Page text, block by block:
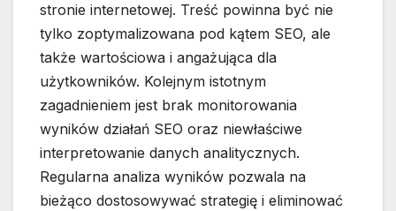
stronie internetowej. Treść powinna być nie
tylko zoptymalizowana pod kątem SEO, ale
także wartościowa i angażująca dla
użytkowników. Kolejnym istotnym
zagadnieniem jest brak monitorowania
wyników działań SEO oraz niewłaściwe
interpretowanie danych analitycznych.
Regularna analiza wyników pozwala na
bieżąco dostosowywać strategię i eliminować